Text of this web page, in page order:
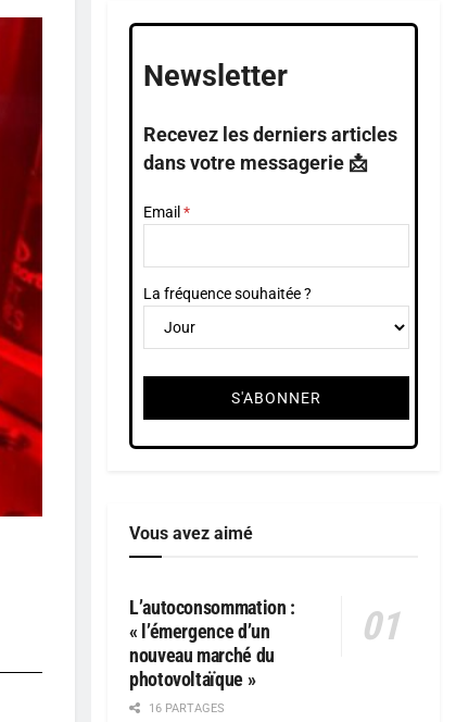
Newsletter
Recevez les derniers articles
dans votre messagerie 📩
Email
La fréquence souhaitée ?
Vous avez aimé
L’autoconsommation :
« l’émergence d’un
nouveau marché du
photovoltaïque »
16 PARTAGES